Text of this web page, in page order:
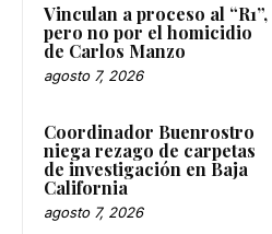
Vinculan a proceso al “R1”,
pero no por el homicidio
de Carlos Manzo
agosto 7, 2026
Coordinador Buenrostro
niega rezago de carpetas
de investigación en Baja
California
agosto 7, 2026